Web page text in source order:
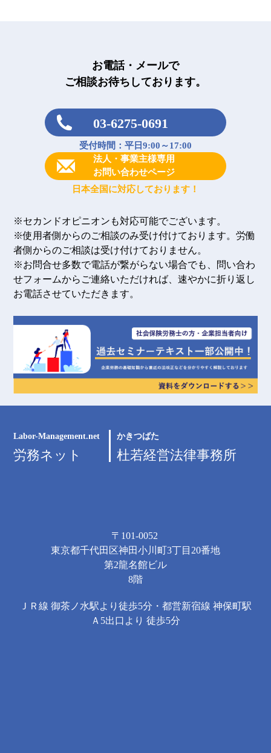
お電話・メールで
ご相談お待ちしております。
03-6275-0691
受付時間：平日9:00～17:00
法人・事業主様専用
お問い合わせページ
日本全国に対応しております！
※セカンドオピニオンも対応可能でございます。
※使用者側からのご相談のみ受け付けております。労働
者側からのご相談は受け付けておりません。
※お問合せ多数で電話が繋がらない場合でも、問い合わ
せフォームからご連絡いただければ、速やかに折り返し
お電話させていただきます。
Labor-Management.net
労務ネット
かきつばた
杜若経営法律事務所
〒101-0052
東京都千代田区神田小川町3丁目20番地
第2龍名館ビル
8階
ＪＲ線 御茶ノ水駅より徒歩5分・都営新宿線 神保町駅
Ａ5出口より 徒歩5分